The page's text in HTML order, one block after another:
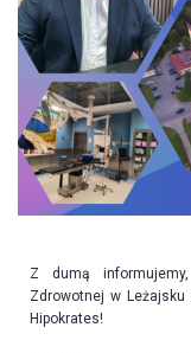
Z dumą
Zdrowotnej w Leżajsku
Hipokrates!